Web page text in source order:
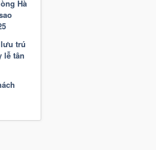
Hà
trú
lễ tân